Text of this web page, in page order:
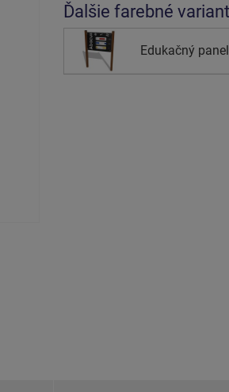
Ďalšie farebné
Edukačný